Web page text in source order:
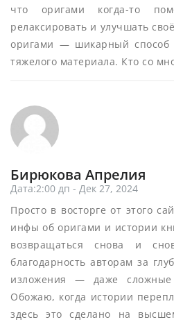
что оригами когда-то
релаксировать и улучшать
оригами — шикарный способ
тяжелого материала. Кто со
Бирюкова Апрелия
Дата:2:00 дп - Дек 27, 2024
Просто в восторге от этого
инфы об оригами и истории
возвращаться снова и
благодарность авторам за
изложения — даже
Обожаю, когда истории
здесь это сделано на